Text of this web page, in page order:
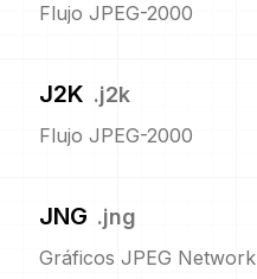
Flujo JPEG-2000
J2K .j2k
Flujo JPEG-2000
JNG .jng
Gráficos JPEG Network